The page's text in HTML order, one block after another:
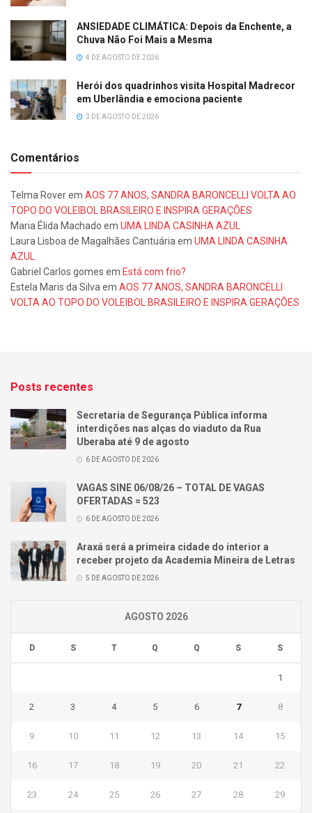
ANSIEDADE CLIMÁTICA: Depois da Enchente, a
Chuva Não Foi Mais a Mesma
4 DE AGOSTO DE 2026
Herói dos quadrinhos visita Hospital Madrecor
em Uberlândia e emociona paciente
3 DE AGOSTO DE 2026
Comentários
Telma Roverem AOS 77 ANOS, SANDRA BARONCELLI VOLTA AO
TOPO DO VOLEIBOL BRASILEIRO E INSPIRA GERAÇÕES
Maria Élida Machado em UMA LINDA CASINHA AZUL
Laura Lisboa de Magalhães Cantuáriaem UMA LINDA CASINHA
AZUL
Gabriel Carlos gomes em Está com frio?
Estela Maris da Silvaem AOS 77 ANOS, SANDRA BARONCELLI
VOLTA AO TOPO DO VOLEIBOL BRASILEIRO E INSPIRA GERAÇÕES
Posts recentes
Secretaria de Segurança Pública informa
interdições nas alças do viaduto da Rua
Uberaba até 9 de agosto
6 DE AGOSTO DE 2026
VAGAS SINE 06/08/26 – TOTAL DE VAGAS
OFERTADAS = 523
6 DE AGOSTO DE 2026
Araxá será a primeira cidade do interior a
receber projeto da Academia Mineira de Letras
5 DE AGOSTO DE 2026
AGOSTO 2026
D S T Q Q S S
1
2 3 4 5 6 7 8
9 10 11 12 13 14 15
16 17 18 19 20 21 22
23 24 25 26 27 28 29